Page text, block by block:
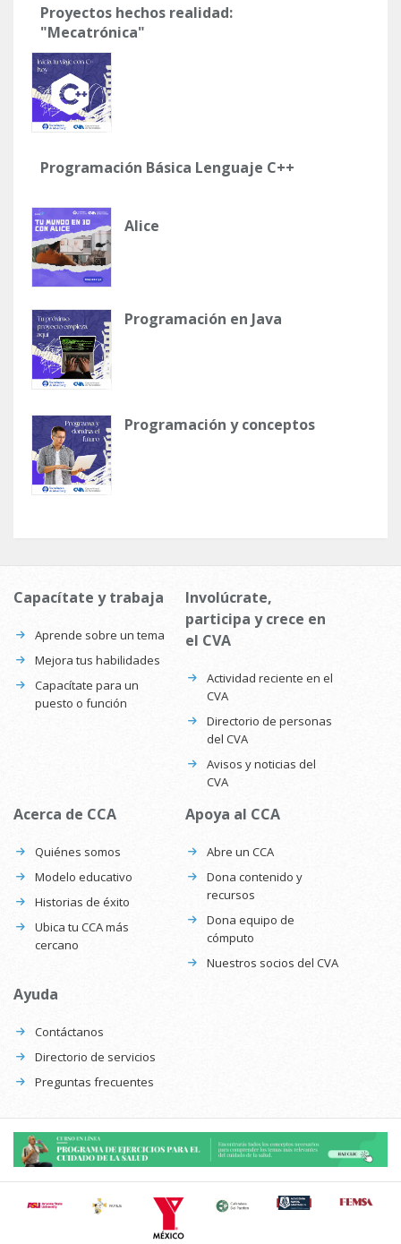
Proyectos hechos realidad:
"Mecatrónica"
Programación Básica Lenguaje C++
Alice
Programación en Java
Programación y conceptos
Capacítate y trabaja
Aprende sobre un tema
Mejora tus habilidades
Capacítate para un
puesto o función
Involúcrate,
participa y crece en
el CVA
Actividad reciente en el
CVA
Directorio de personas
del CVA
Avisos y noticias del
CVA
Acerca de CCA
Quiénes somos
Modelo educativo
Historias de éxito
Ubica tu CCA más
cercano
Apoya al CCA
Abre un CCA
Dona contenido y
recursos
Dona equipo de
cómputo
Nuestros socios del CVA
Ayuda
Contáctanos
Directorio de servicios
Preguntas frecuentes